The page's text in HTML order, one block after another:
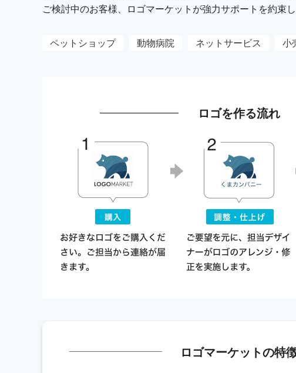
ご検討中のお客様、ロゴマーケットが強力サポートを約束し
ペットショップ 動物病院 ネットサービス 小
ロゴを作る流れ
ロゴマーケットの特